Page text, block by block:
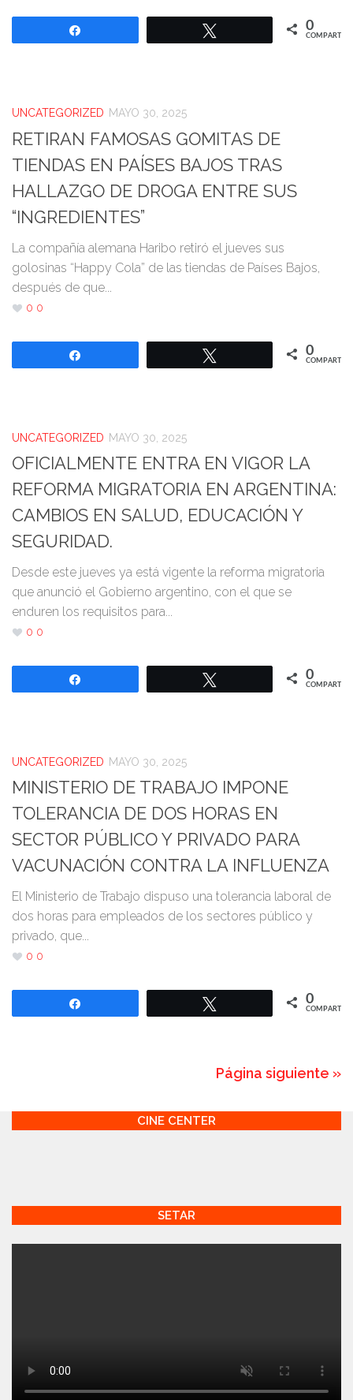
0
COMPARTIR
UNCATEGORIZED MAYO 30, 2025
RETIRAN FAMOSAS GOMITAS DE
TIENDAS EN PAÍSES BAJOS TRAS
HALLAZGO DE DROGA ENTRE SUS
“INGREDIENTES”
La compañía alemana Haribo retiró el jueves sus
golosinas “Happy Cola” de las tiendas de Países Bajos,
después de que...
0 0
0
COMPARTIR
UNCATEGORIZED MAYO 30, 2025
OFICIALMENTE ENTRA EN VIGOR LA
REFORMA MIGRATORIA EN ARGENTINA:
CAMBIOS EN SALUD, EDUCACIÓN Y
SEGURIDAD.
Desde este jueves ya está vigente la reforma migratoria
que anunció el Gobierno argentino, con el que se
enduren los requisitos para...
0 0
0
COMPARTIR
UNCATEGORIZED MAYO 30, 2025
MINISTERIO DE TRABAJO IMPONE
TOLERANCIA DE DOS HORAS EN
SECTOR PÚBLICO Y PRIVADO PARA
VACUNACIÓN CONTRA LA INFLUENZA
El Ministerio de Trabajo dispuso una tolerancia laboral de
dos horas para empleados de los sectores público y
privado, que...
0 0
0
COMPARTIR
Página siguiente »
CINE CENTER
SETAR